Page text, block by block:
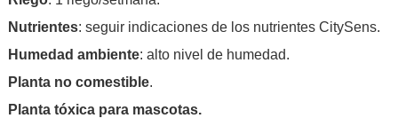
Nutrientes: seguir indicaciones de los nutrientes CitySens.
Humedad ambiente: alto nivel de humedad.
Planta no comestible.
Planta tóxica para mascotas.